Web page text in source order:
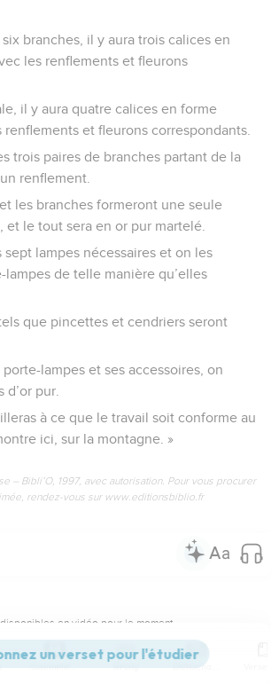
branches, il y aura trois calices en
les renflements et fleurons
il y aura quatre calices en forme
renflements et fleurons correspondants.
trois paires de branches partant de la
renflement.
les branches formeront une seule
et le tout sera en or pur martelé.
sept lampes nécessaires et on les
lampes de telle manière qu’elles
que pincettes et cendriers seront
lampes et ses accessoires, on
pur.
à ce que le travail soit conforme au
ici, sur la montagne. »
– Bibli’O, 1997, avec autorisation. Pour vous procurer
rendez-vous sur www.editionsbiblio.fr
en vidéo pour le moment.
Commentaires Strong